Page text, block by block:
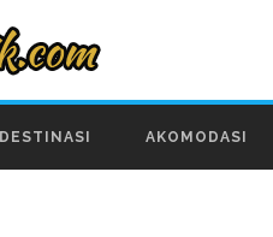
DESTINASI AKOMODASI